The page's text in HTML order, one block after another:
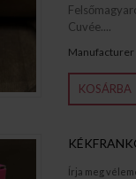
Cuvée....
Manufacturer
KOSÁRBA
Írja meg